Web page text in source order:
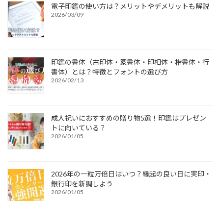
電子印鑑の使い方は？メリットやデメリットも解説
2026/03/09
印鑑の書体（古印体・篆書体・印相体・楷書体・行
書体）とは？特徴とフォントの選び方
2026/02/13
成人祝いにおすすめの贈り物5選！印鑑はプレゼン
トに向いている？
2026/01/05
2026年の一粒万倍日はいつ？縁起の良い日に実印・
銀行印を新調しよう
2026/01/05